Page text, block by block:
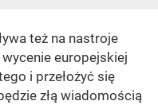
też na nastroje
europejskiej
i przełożyć się
złą wiadomością